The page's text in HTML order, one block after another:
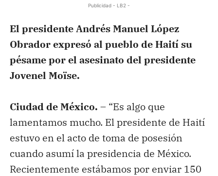
Publicidad - LB2 -
El presidente Andrés Manuel López
Obrador expresó al pueblo de Haití su
pésame por el asesinato del presidente
Jovenel Moïse.
Ciudad de México. – “Es algo que
lamentamos mucho. El presidente de Haití
estuvo en el acto de toma de posesión
cuando asumí la presidencia de México.
Recientemente estábamos por enviar 150